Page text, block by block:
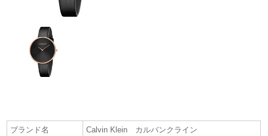
ブランド名
Calvin Klein カルバンクライン